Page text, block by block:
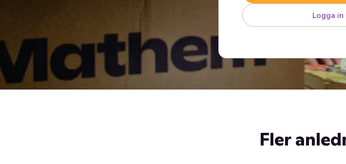
Logga in
Fler